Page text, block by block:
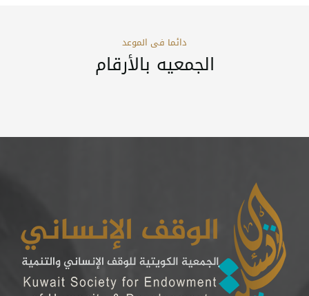
دائما فى الموعد
الجمعيه بالأرقام